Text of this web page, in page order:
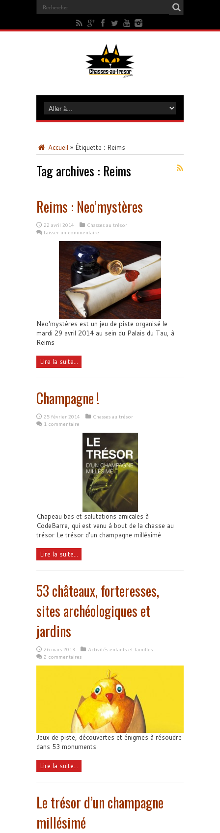
Accueil » Étiquette : Reims
Tag archives : Reims
Reims : Neo’mystères
22 avril 2014
Chasses au trésor
Laisser un commentaire
Neo'mystères est un jeu de piste organisé le
mardi 29 avril 2014 au sein du Palais du Tau, à
Reims
Lire la suite...
Champagne !
25 février 2014
Chasses au trésor
1 commentaire
Chapeau bas et salutations amicales à
CodeBarre, qui est venu à bout de la chasse au
trésor Le trésor d’un champagne millésimé
Lire la suite...
53 châteaux, forteresses,
sites archéologiques et
jardins
26 mars 2013
Activités enfants et familles
2 commentaires
Jeux de piste, découvertes et énigmes à résoudre
dans 53 monuments
Lire la suite...
Le trésor d’un champagne
millésimé